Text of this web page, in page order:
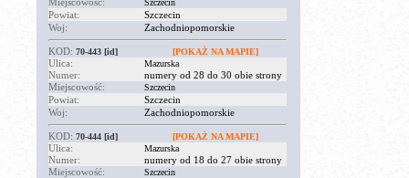
Szczecin
Powiat:
Szczecin
Woj:
Zachodniopomorskie
KOD: 70-443 [id] [POKAŻ NA MAPIE]
Ulica: Mazurska
Numer:
numery od 28 do 30 obie strony
Miejscowość:
Szczecin
Powiat:
Szczecin
Woj:
Zachodniopomorskie
KOD: 70-444 [id] [POKAŻ NA MAPIE]
Ulica: Mazurska
Numer:
numery od 18 do 27 obie strony
Miejscowość:
Szczecin